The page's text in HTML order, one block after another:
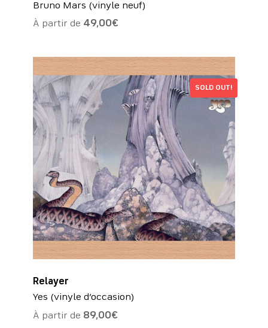
Bruno Mars (vinyle neuf)
À partir de 49,00€
SOLD OUT!
Relayer
Yes (vinyle d’occasion)
À partir de 89,00€